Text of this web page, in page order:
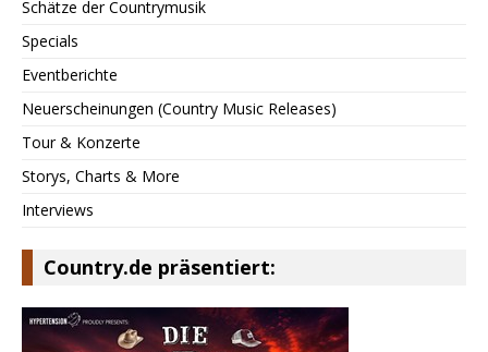
Schätze der Countrymusik
Specials
Eventberichte
Neuerscheinungen (Country Music Releases)
Tour & Konzerte
Storys, Charts & More
Interviews
Country.de präsentiert: